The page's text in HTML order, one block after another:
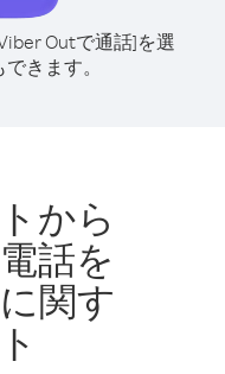
Outで通話]を選
きます。
から
話を
関す